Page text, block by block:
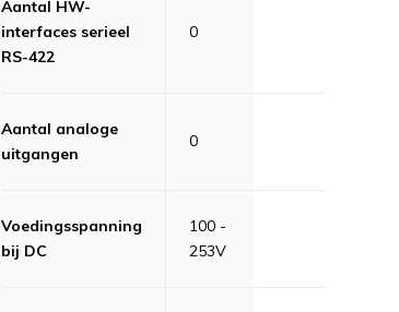
Aantal HW-
interfaces serieel
RS-422
0
Aantal analoge
uitgangen
0
Voedingsspanning
bij DC
100 -
253V